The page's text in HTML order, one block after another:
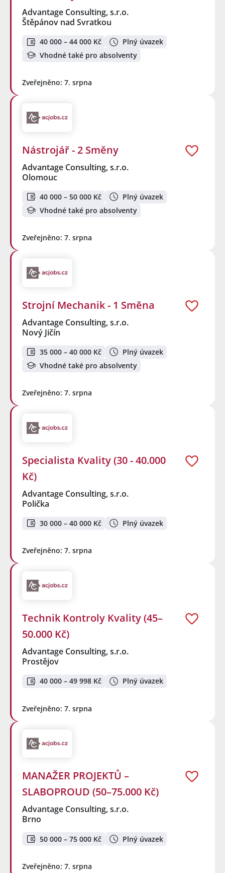
Advantage Consulting, s.r.o.
Štěpánov nad Svratkou
40 000 – 44 000 Kč
Plný úvazek
Vhodné také pro absolventy
Zveřejněno: 7. srpna
Nástrojář - 2 Směny
Advantage Consulting, s.r.o.
Olomouc
40 000 – 50 000 Kč
Plný úvazek
Vhodné také pro absolventy
Zveřejněno: 7. srpna
Strojní Mechanik - 1 Směna
Advantage Consulting, s.r.o.
Nový Jičín
35 000 – 40 000 Kč
Plný úvazek
Vhodné také pro absolventy
Zveřejněno: 7. srpna
Specialista Kvality (30 - 40.000
Kč)
Advantage Consulting, s.r.o.
Polička
30 000 – 40 000 Kč Plný úvazek
Zveřejněno: 7. srpna
Technik Kontroly Kvality (45–
50.000 Kč)
Advantage Consulting, s.r.o.
Prostějov
40 000 – 49 998 Kč Plný úvazek
Zveřejněno: 7. srpna
MANAŽER PROJEKTŮ –
SLABOPROUD (50–75.000 Kč)
Advantage Consulting, s.r.o.
Brno
50 000 – 75 000 Kč Plný úvazek
Zveřejněno: 7. srpna